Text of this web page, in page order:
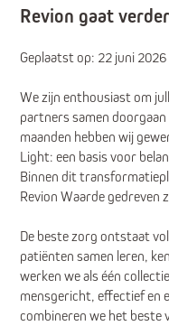
Revion gaat
Geplaatst op: 22 juni 2026
We zijn enthousiast om
partners samen doorgaan
maanden hebben wij
Light: een basis voor
Binnen dit
Revion Waarde gedreven
De beste zorg ontstaat
patiënten samen leren,
werken we als één
mensgericht, effectief en
combineren we het beste